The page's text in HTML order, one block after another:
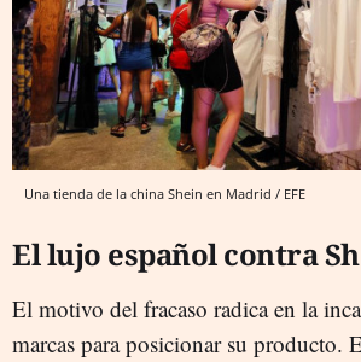
Una tienda de la china Shein en Madrid / EFE
El lujo español contra
El motivo del fracaso radica en la
marcas para posicionar su producto.